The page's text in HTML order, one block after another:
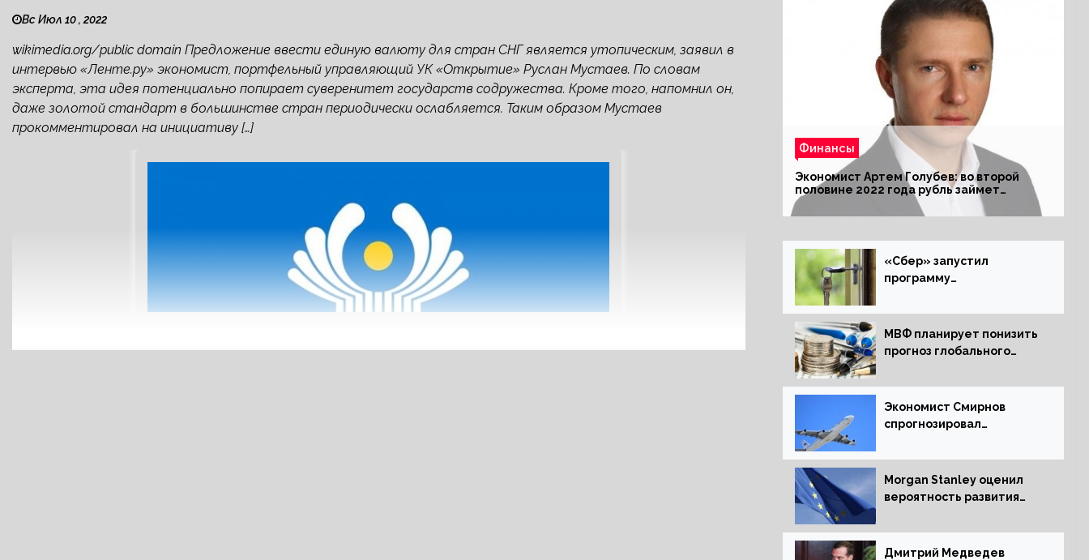
Вс Июл 10 , 2022
wikimedia.org/public domain Предложение ввести единую валюту для стран СНГ является утопическим, заявил в
интервью «Ленте.ру» экономист, портфельный управляющий УК «Открытие» Руслан Мустаев. По словам
эксперта, эта идея потенциально попирает суверенитет государств содружества. Кроме того, напомнил он,
даже золотой стандарт в большинстве стран периодически ослабляется. Таким образом Мустаев
прокомментировал на инициативу […]
Финансы
Экономист Артем Голубев: во второй
половине 2022 года рубль займет
комфортный курс
«Сбер» запустил
программу
ипотечных займов
МВФ планирует понизить
прогноз глобального
следующем отчете
Экономист Смирнов
спрогнозировал
авиабилетов в России
Morgan Stanley оценил
вероятность развития
Дмитрий Медведев